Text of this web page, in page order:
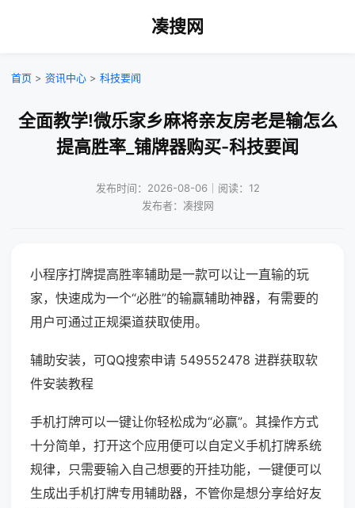
凑搜网
首页 > 资讯中心 > 科技要闻
全面教学!微乐家乡麻将亲友房老是输怎么
提高胜率_铺牌器购买-科技要闻
发布时间：2026-08-06｜阅读：12
发布者：凑搜网
小程序打牌提高胜率辅助是一款可以让一直输的玩
家，快速成为一个“必胜”的输赢辅助神器，有需要的
用户可通过正规渠道获取使用。
辅助安装，可QQ搜索申请 549552478 进群获取软
件安装教程
手机打牌可以一键让你轻松成为“必赢”。其操作方式
十分简单，打开这个应用便可以自定义手机打牌系统
规律，只需要输入自己想要的开挂功能，一键便可以
生成出手机打牌专用辅助器，不管你是想分享给好友